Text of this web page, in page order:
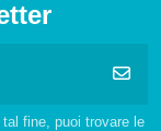
fine, puoi trovare le